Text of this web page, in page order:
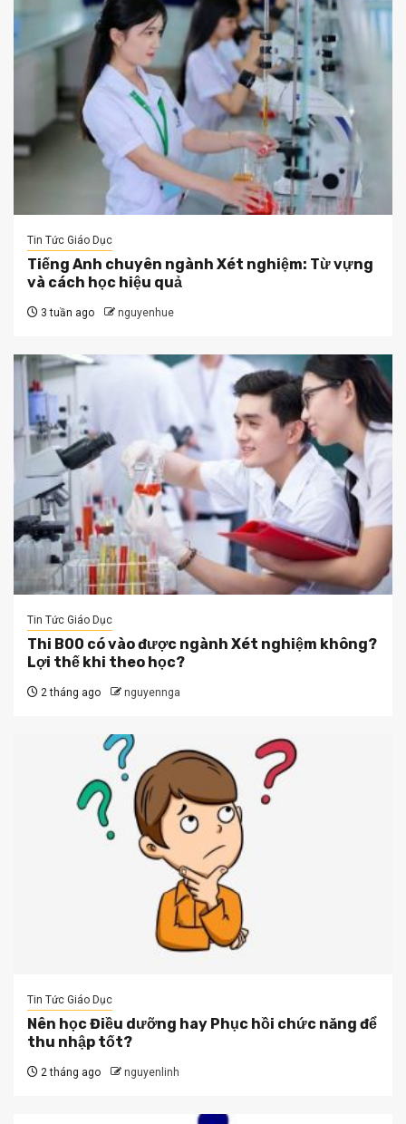
Tin Tức Giáo Dục
Tiếng Anh chuyên ngành Xét nghiệm: Từ vựng
và cách học hiệu quả
3 tuần ago nguyenhue
Tin Tức Giáo Dục
Thi B00 có vào được ngành Xét nghiệm không?
Lợi thế khi theo học?
2 tháng ago nguyennga
Tin Tức Giáo Dục
Nên học Điều dưỡng hay Phục hồi chức năng để
thu nhập tốt?
2 tháng ago nguyenlinh